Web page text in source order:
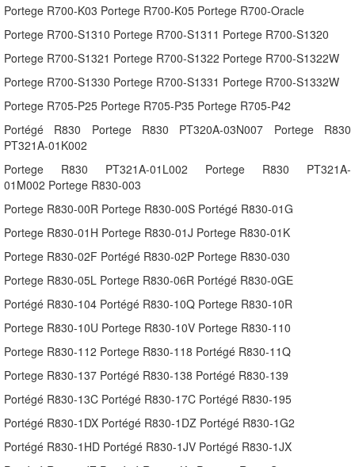
Portege R700-K03 Portege R700-K05 Portege R700-Oracle
Portege R700-S1310 Portege R700-S1311 Portege R700-S1320
Portege R700-S1321 Portege R700-S1322 Portege R700-S1322W
Portege R700-S1330 Portege R700-S1331 Portege R700-S1332W
Portege R705-P25 Portege R705-P35 Portege R705-P42
Portégé R830 Portege R830 PT320A-03N007 Portege R830
PT321A-01K002
Portege R830 PT321A-01L002 Portege R830 PT321A-
01M002 Portege R830-003
Portege R830-00R Portege R830-00S Portégé R830-01G
Portege R830-01H Portege R830-01J Portege R830-01K
Portege R830-02F Portégé R830-02P Portege R830-030
Portege R830-05L Portege R830-06R Portégé R830-0GE
Portégé R830-104 Portégé R830-10Q Portege R830-10R
Portege R830-10U Portege R830-10V Portege R830-110
Portege R830-112 Portege R830-118 Portégé R830-11Q
Portege R830-137 Portégé R830-138 Portégé R830-139
Portégé R830-13C Portégé R830-17C Portégé R830-195
Portégé R830-1DX Portégé R830-1DZ Portégé R830-1G2
Portégé R830-1HD Portégé R830-1JV Portégé R830-1JX